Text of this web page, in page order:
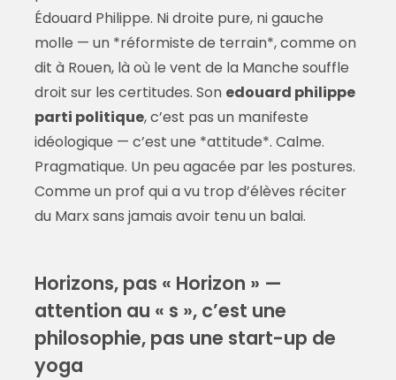
Édouard Philippe. Ni droite pure, ni gauche
molle — un *réformiste de terrain*, comme on
dit à Rouen, là où le vent de la Manche souffle
droit sur les certitudes. Son edouard philippe
parti politique, c’est pas un manifeste
idéologique — c’est une *attitude*. Calme.
Pragmatique. Un peu agacée par les postures.
Comme un prof qui a vu trop d’élèves réciter
du Marx sans jamais avoir tenu un balai.
Horizons, pas « Horizon » —
attention au « s », c’est une
philosophie, pas une start-up de
yoga